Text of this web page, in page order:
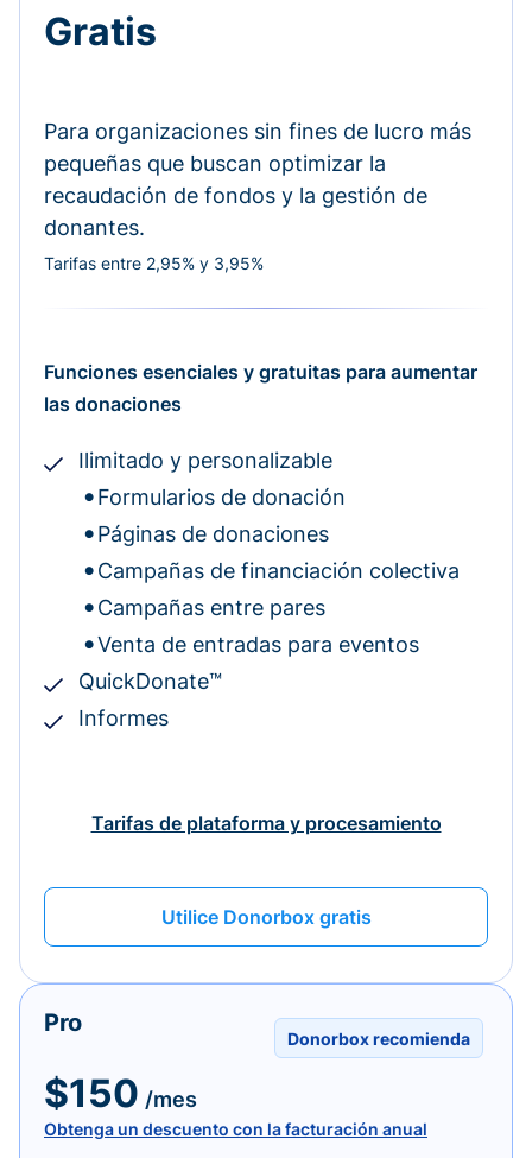
Gratis
Para organizaciones sin fines de lucro más
pequeñas que buscan optimizar la
recaudación de fondos y la gestión de
donantes.
Tarifas entre 2,95% y 3,95%
Funciones esenciales y gratuitas para aumentar
las donaciones
Ilimitado y personalizable
Formularios de donación
Páginas de donaciones
Campañas de financiación colectiva
Campañas entre pares
Venta de entradas para eventos
QuickDonate™
Informes
Tarifas de plataforma y procesamiento
Utilice Donorbox gratis
Donorbox recomienda
Pro
$150 /mes
Obtenga un descuento con la facturación anual